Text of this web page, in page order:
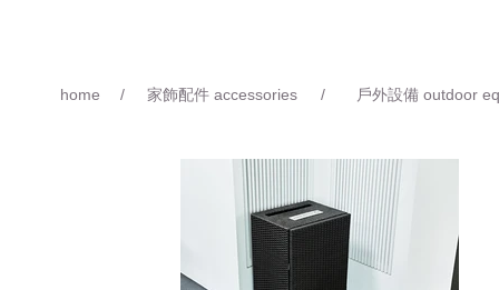
home / 家飾配件 accessories / 戶外設備 outdoor